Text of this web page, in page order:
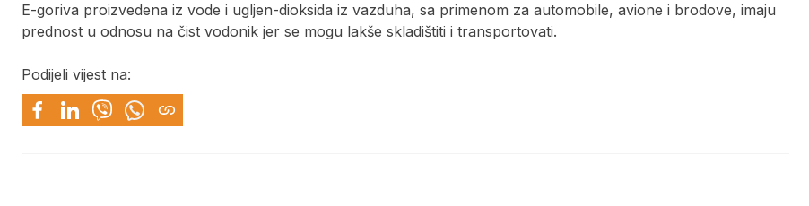
E-goriva proizvedena iz vode i ugljen-dioksida iz vazduha, sa primenom za automobile, avione i brodove, imaju
prednost u odnosu na čist vodonik jer se mogu lakše skladištiti i transportovati.
Podijeli vijest na: